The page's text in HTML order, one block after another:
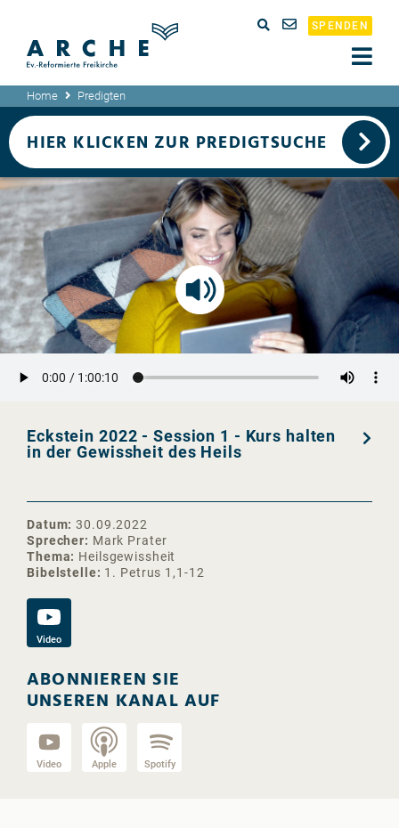
SPENDEN
Home Predigten
Eckstein 2022 - Session 1 - Kurs halten
in der Gewissheit des Heils
Datum 30.09.2022
Sprecher
Mark Prater
Thema
Heilsgewissheit
Bibelstelle
1. Petrus 1,1-12
Video
ABONNIEREN SIE
UNSEREN KANAL AUF
Video Apple Spotify
HIER KLICKEN ZUR PREDIGTSUCHE